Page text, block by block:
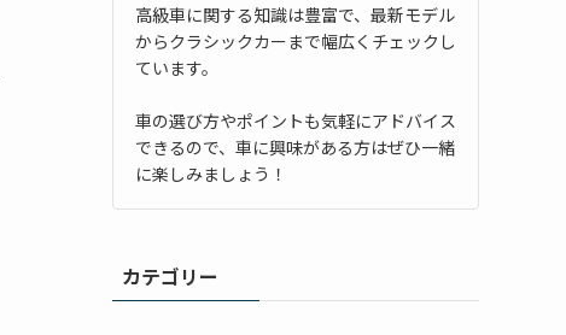
高級車に関する知識は豊富で、最新モデル
からクラシックカーまで幅広くチェックし
ています。
車の選び方やポイントも気軽にアドバイス
できるので、車に興味がある方はぜひ一緒
に楽しみましょう！
カテゴリー